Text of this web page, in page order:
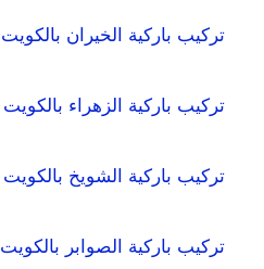
تركيب باركية الخيران بالكويت
تركيب باركية الزهراء بالكويت
تركيب باركية الشويخ بالكويت
تركيب باركية الصوابر بالكويت